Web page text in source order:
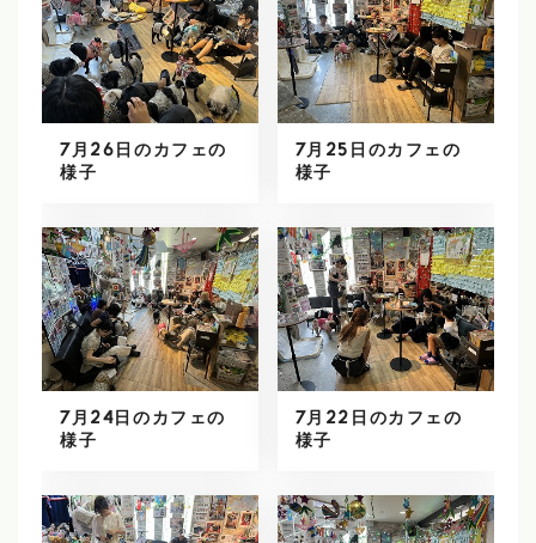
7月26日のカフェの
様子
7月25日のカフェの
様子
7月24日のカフェの
様子
7月22日のカフェの
様子